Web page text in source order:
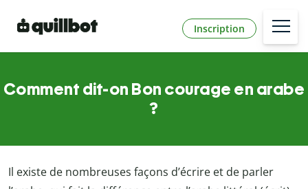
Inscription
Comment dit-on Bon courage en arabe
?
Il existe de nombreuses façons d’écrire et de parler